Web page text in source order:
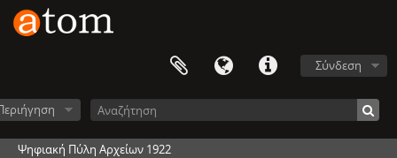
Σύνδεση
Ψηφιακή Πύλη Αρχείων 1922